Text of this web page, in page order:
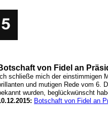
von Fidel an
Ich schließe mich der einstimmigen
und mutigen Rede vom 6.
wurden, beglückwünscht
Botschaft von Fidel an